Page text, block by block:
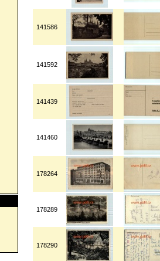
141586
141592
141439
141460
178264
178289
178290